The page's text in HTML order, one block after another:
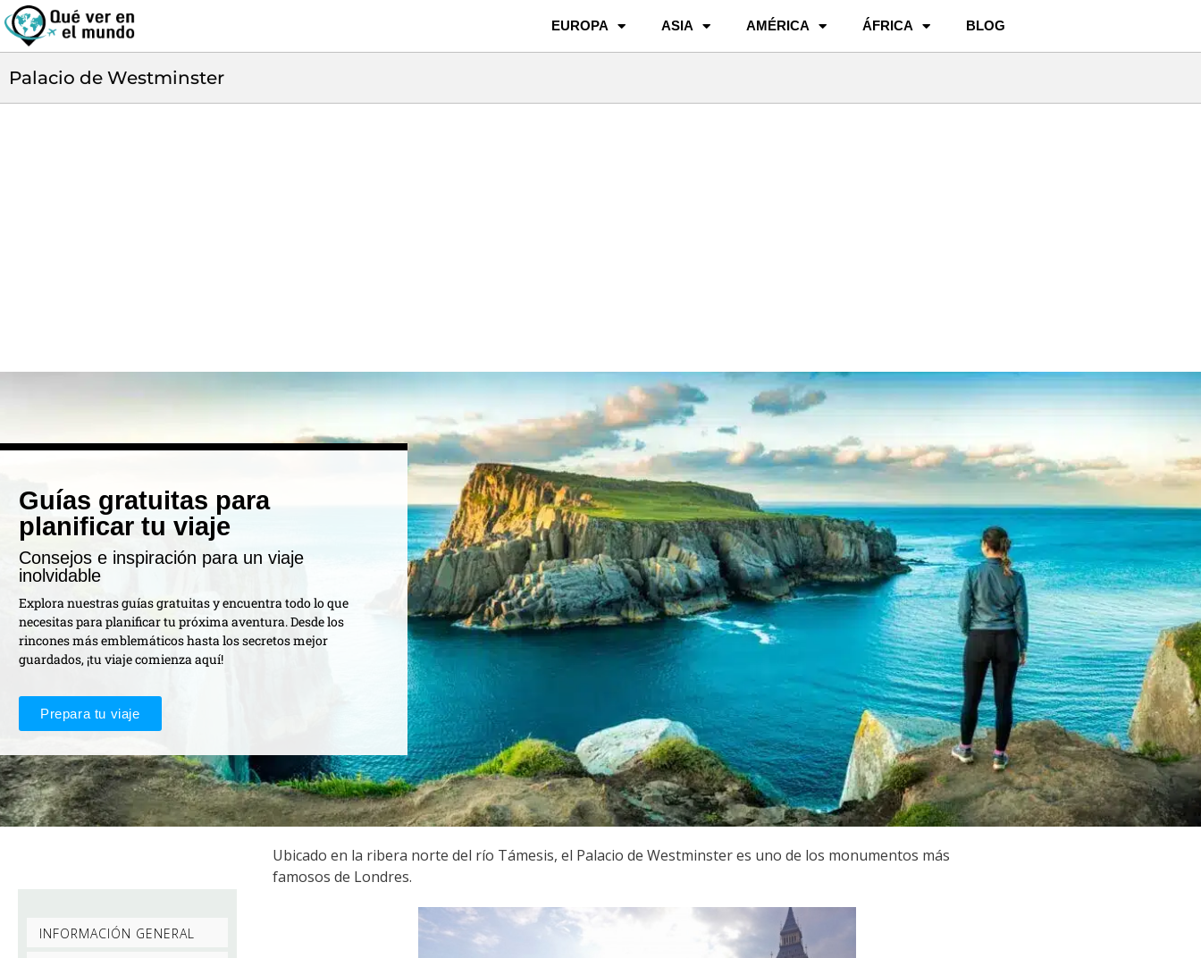
EUROPA ASIA AMÉRICA ÁFRICA BLOG
Palacio de Westminster
Guías gratuitas para
planificar tu viaje
Consejos e inspiración para un viaje
inolvidable
Explora nuestras guías gratuitas y encuentra todo lo que
necesitas para planificar tu próxima aventura. Desde los
rincones más emblemáticos hasta los secretos mejor
guardados, ¡tu viaje comienza aquí!
Prepara tu viaje
INFORMACIÓN GENERAL
Ubicado en la ribera norte del río Támesis, el Palacio de Westminster es uno de los monumentos más
famosos de Londres.